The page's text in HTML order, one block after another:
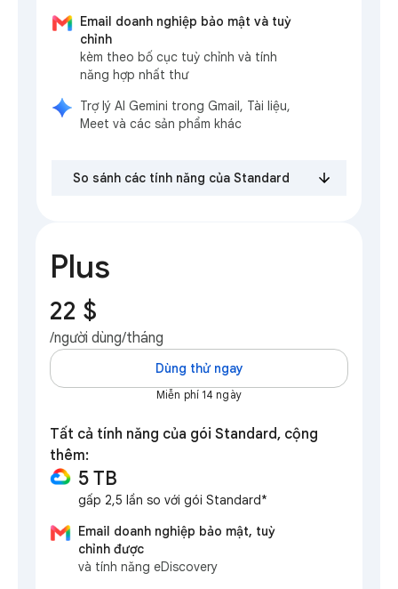
Email doanh nghiệp bảo mật và tuỳ
chỉnh
kèm theo bố cục tuỳ chỉnh và tính
năng hợp nhất thư
Trợ lý AI Gemini trong Gmail, Tài liệu,
Meet và các sản phẩm khác
So sánh các tính năng của Standard
Plus
22 $
/người dùng/tháng
Dùng thử ngay
Miễn phí 14 ngày
Tất cả tính năng của gói Standard, cộng
thêm:
5 TB
gấp 2,5 lần so với gói Standard*
Email doanh nghiệp bảo mật, tuỳ
chỉnh được
và tính năng eDiscovery